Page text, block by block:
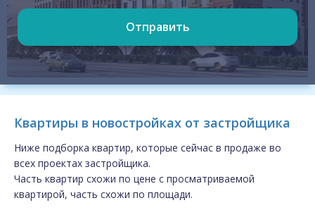
Отправить
Квартиры в новостройках от застройщика
Ниже подборка квартир, которые сейчас в продаже во
всех проектах застройщика.
Часть квартир схожи по цене с просматриваемой
квартирой, часть схожи по площади.